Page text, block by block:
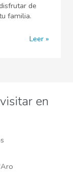
de
familia.
Leer
en